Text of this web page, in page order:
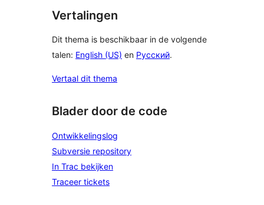
Vertalingen
Dit thema is beschikbaar in de volgende
talen: English (US) en Русский.
Vertaal dit thema
Blader door de code
Ontwikkelingslog
Subversie repository
In Trac bekijken
Traceer tickets